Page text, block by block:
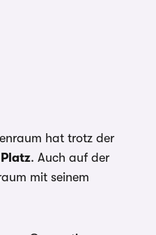
hat trotz der
. Auch auf der
mit seinem